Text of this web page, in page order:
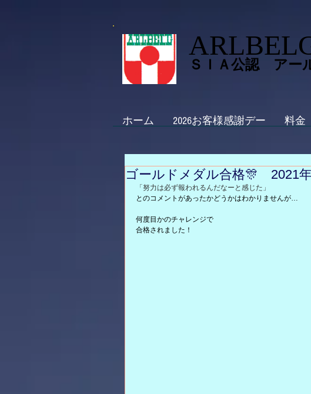
ＳＩＡ公認 アー
ホーム 2026お客様感謝デー 料金
ゴールドメダル合格🎊 2021
「努力は必ず報われるんだなーと感じた」
とのコメントがあったかどうかはわかりませんが…
何度目かのチャレンジで
合格されました！